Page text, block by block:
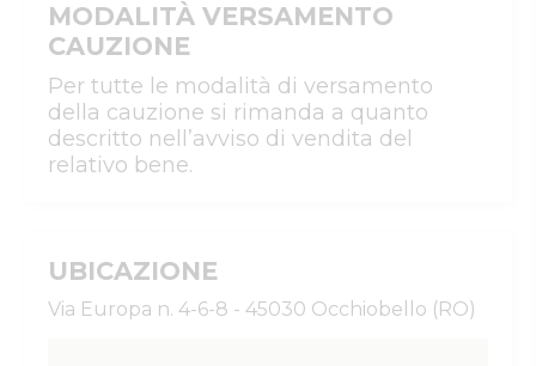
MODALITÀ VERSAMENTO
CAUZIONE
Per tutte le modalità di versamento
della cauzione si rimanda a quanto
descritto nell’avviso di vendita del
relativo bene.
UBICAZIONE
Via Europa n. 4-6-8 - 45030 Occhiobello (RO)